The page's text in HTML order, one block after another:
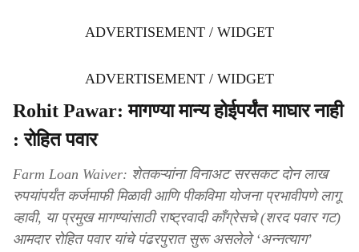
ADVERTISEMENT / WIDGET
ADVERTISEMENT / WIDGET
Rohit Pawar: मागण्या मान्य होईपर्यंत माघार नाही
: रोहित पवार
Farm Loan Waiver: शेतकऱ्यांना विनाअट सरसकट दोन लाख
रुपयांपर्यंत कर्जमाफी मिळावी आणि पीकविमा योजना प्रभावीपणे लागू
व्हावी, या प्रमुख मागण्यांसाठी राष्ट्रवादी काँग्रेसचे (शरद पवार गट)
आमदार रोहित पवार यांचे पंढरपुरात सुरू असलेले ‘अन्नत्याग’